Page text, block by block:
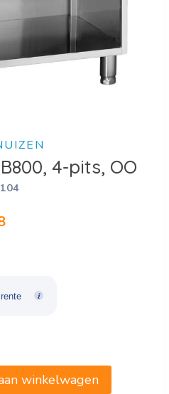
4-pits, OO
Huidige
€1.819,58.
winkelwagen